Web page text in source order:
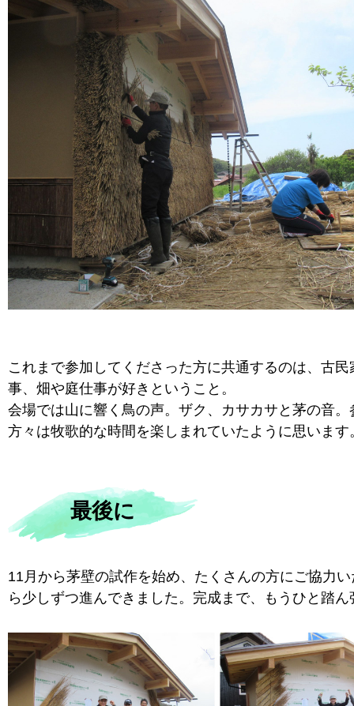
これまで参加してくださった方に共通するのは、古民
事、畑や庭仕事が好きということ。
会場では山に響く鳥の声。ザク、カサカサと茅の音。
方々は牧歌的な時間を楽しまれていたように思います
最後に
11月から茅壁の試作を始め、たくさんの方にご協力
ら少しずつ進んできました。完成まで、もうひと踏ん